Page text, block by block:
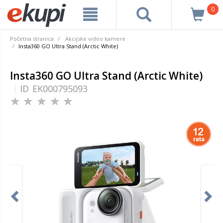
0
Početna stranica
Akcijske video kamere
Insta360 GO Ultra Stand (Arctic White)
Insta360 GO Ultra Stand (Arctic White)
ID EK000795093